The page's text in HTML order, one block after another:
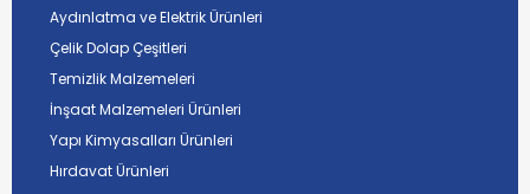
Aydınlatma ve Elektrik Ürünleri
Çelik Dolap Çeşitleri
Temizlik Malzemeleri
İnşaat Malzemeleri Ürünleri
Yapı Kimyasalları Ürünleri
Hırdavat Ürünleri